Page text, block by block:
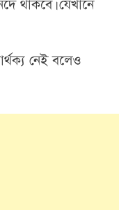
থাকবে। যেখানে
নেই বলেও